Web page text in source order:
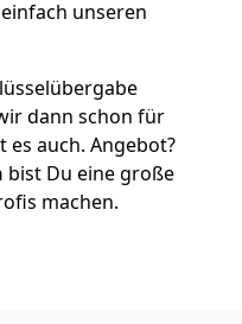
unseren
dann schon für
es auch. Angebot?
bist Du eine große
machen.